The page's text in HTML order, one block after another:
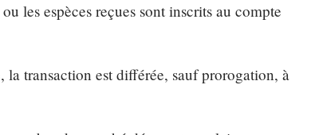
les espèces reçues sont inscrits au compte
transaction est différée, sauf prorogation, à